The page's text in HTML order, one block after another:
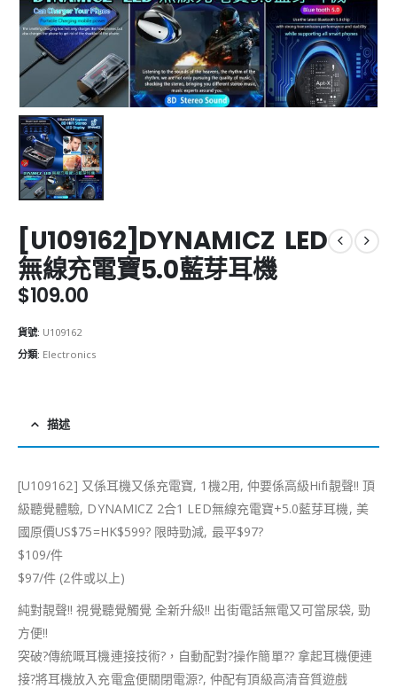
[U109162]DYNAMICZ LED
無線充電寶5.0藍芽耳機
$109.00
貨號: U109162
分類: Electronics
描述
[U109162] 又係耳機又係充電寶, 1機2用, 仲要係高級Hifi靚聲!! 頂
級聽覺體驗, DYNAMICZ 2合1 LED無線充電寶+5.0藍芽耳機, 美
國原價US$75=HK$599? 限時勁減, 最平$97?
$109/件
$97/件 (2件或以上)
純對靚聲!! 視覺聽覺觸覺 全新升級!! 出街電話無電又可當尿袋, 勁
方便!!
突破?傳統嘅耳機連接技術?，自動配對?操作簡單?? 拿起耳機便連
接?將耳機放入充電盒便關閉電源?, 仲配有頂級高清音質遊戲